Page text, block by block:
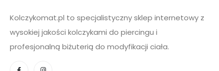
Kolczykomat.pl to specjalistyczny sklep internetowy z
wysokiej jakości kolczykami do piercingu i
profesjonalną biżuterią do modyfikacji ciała.